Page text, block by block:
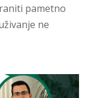
pametno
ne